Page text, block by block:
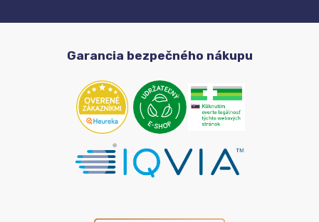
Garancia bezpečného nákupu